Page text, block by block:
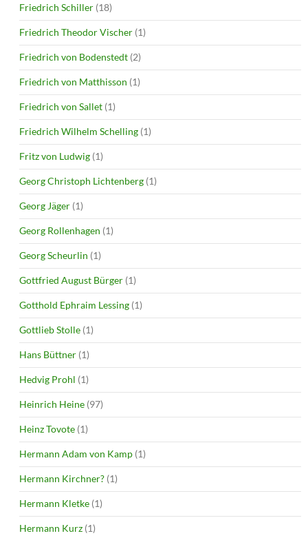
Friedrich Schiller (18)
Friedrich Theodor Vischer (1)
Friedrich von Bodenstedt (2)
Friedrich von Matthisson (1)
Friedrich von Sallet (1)
Friedrich Wilhelm Schelling (1)
Fritz von Ludwig (1)
Georg Christoph Lichtenberg (1)
Georg Jäger (1)
Georg Rollenhagen (1)
Georg Scheurlin (1)
Gottfried August Bürger (1)
Gotthold Ephraim Lessing (1)
Gottlieb Stolle (1)
Hans Büttner (1)
Hedvig Prohl (1)
Heinrich Heine (97)
Heinz Tovote (1)
Hermann Adam von Kamp (1)
Hermann Kirchner? (1)
Hermann Kletke (1)
Hermann Kurz (1)